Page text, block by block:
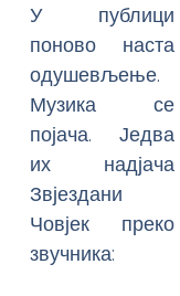
У публици
поново наста
одушевљење.
Музика се
појача. Једва
их надјача
Звјездани
Човјек преко
звучника: